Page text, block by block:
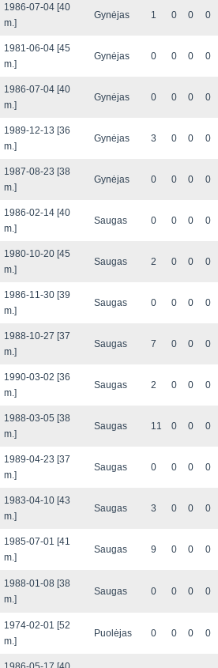
1986-07-04 [40
m.]
Gynėjas 1 0 0 0
1981-06-04 [45
m.]
Gynėjas 0 0 0 0
1986-07-04 [40
m.]
Gynėjas 0 0 0 0
1989-12-13 [36
m.]
Gynėjas 3 0 0 0
1987-08-23 [38
m.]
Gynėjas 0 0 0 0
1986-02-14 [40
m.]
Saugas 0 0 0 0
1980-10-20 [45
m.]
Saugas 2 0 0 0
1986-11-30 [39
m.]
Saugas 0 0 0 0
1988-10-27 [37
m.]
Saugas 7 0 0 0
1990-03-02 [36
m.]
Saugas 2 0 0 0
1988-03-05 [38
m.]
Saugas 11 0 0 0
1989-04-23 [37
m.]
Saugas 0 0 0 0
1983-04-10 [43
m.]
Saugas 3 0 0 0
1985-07-01 [41
m.]
Saugas 9 0 0 0
1988-01-08 [38
m.]
Saugas 0 0 0 0
1974-02-01 [52
m.]
Puolėjas 0 0 0 0